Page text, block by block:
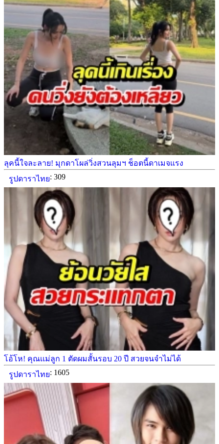
ลุคนี้ใจละลาย! มุกดาโผล่วิ่งสวนลุมฯ ช็อตนี้ดาเมจแรง
รูปดาราไทย: 309
โอ้โห! คุณเเม่ลูก 1 ตัดผมสั้นรอบ 20 ปี สวยจนจำไม่ได้
รูปดาราไทย: 1605